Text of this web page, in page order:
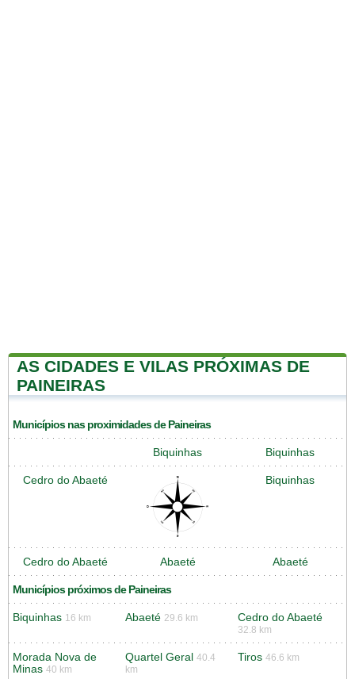
AS CIDADES E VILAS PRÓXIMAS DE
PAINEIRAS
Municípios nas proximidades de Paineiras
Biquinhas Biquinhas
Cedro do Abaeté Biquinhas
Cedro do Abaeté Abaeté Abaeté
Municípios próximos de Paineiras
Biquinhas 16 km Abaeté 29.6 km Cedro do Abaeté
32.8 km
Morada Nova de
Minas 40 km
Quartel Geral 40.4
km
Tiros 46.6 km